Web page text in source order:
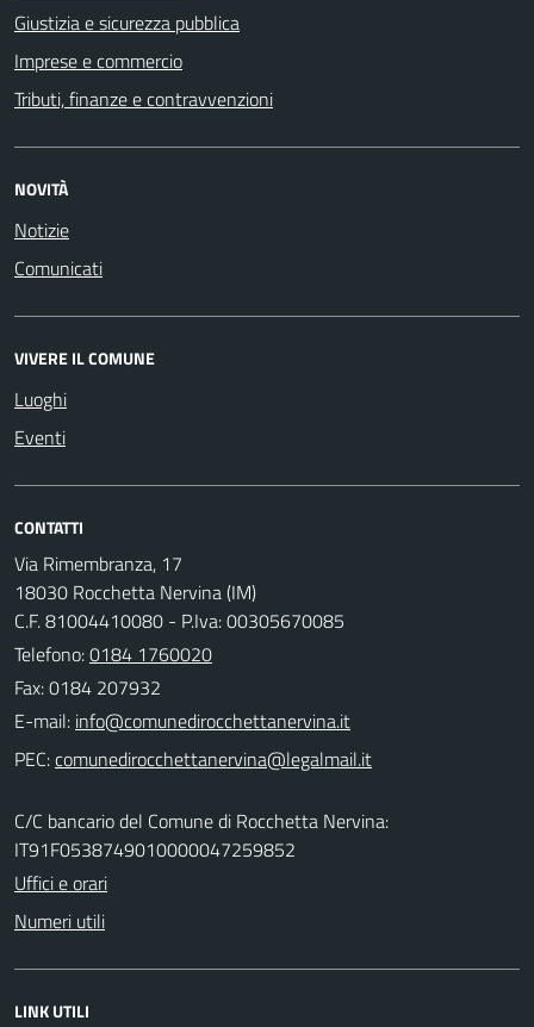
Giustizia e sicurezza pubblica
Imprese e commercio
Tributi, finanze e contravvenzioni
NOVITÀ
Notizie
Comunicati
VIVERE IL COMUNE
Luoghi
Eventi
CONTATTI
Via Rimembranza, 17
18030 Rocchetta Nervina (IM)
C.F. 81004410080 - P.Iva: 00305670085
Telefono:0184 1760020
Fax: 0184 207932
E-mail:
PEC:
C/C bancario del Comune di Rocchetta Nervina:
IT91F0538749010000047259852
Uffici e orari
Numeri utili
LINK UTILI